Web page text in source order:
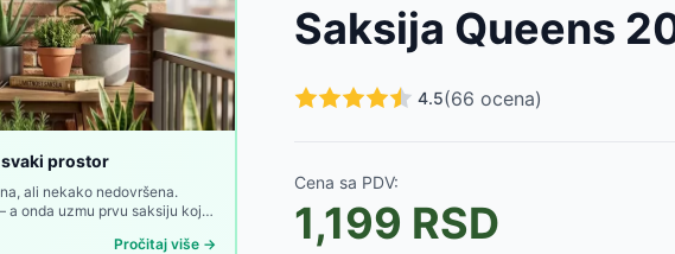
2392RSD
RSD
RSD
prostor
ali nekako nedovršena.
onda uzmu prvu saksiju koja
Pročitaj više →
Saksija Queens
4.5(66 ocena)
Cena sa PDV:
1,199 RSD